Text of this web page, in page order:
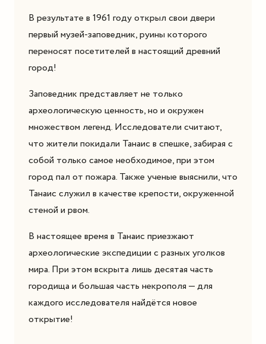
В результате в 1961 году открыл свои двери
первый музей-заповедник, руины которого
переносят посетителей в настоящий древний
город!
Заповедник представляет не только
археологическую ценность, но и окружен
множеством легенд. Исследователи считают,
что жители покидали Танаис в спешке, забирая с
собой только самое необходимое, при этом
город пал от пожара. Также ученые выяснили, что
Танаис служил в качестве крепости, окруженной
стеной и рвом.
В настоящее время в Танаис приезжают
археологические экспедиции с разных уголков
мира. При этом вскрыта лишь десятая часть
городища и большая часть некрополя — для
каждого исследователя найдётся новое
открытие!